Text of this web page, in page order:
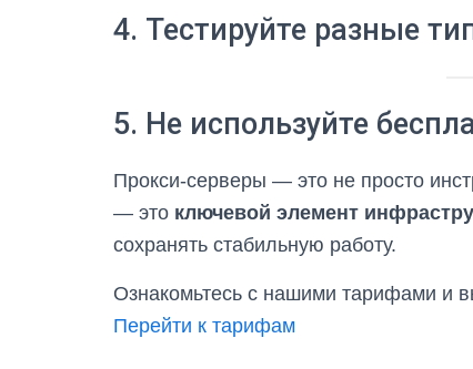
4. Тестируйте разные
5. Не используйте
Прокси-серверы — это не просто
— это ключевой элемент
сохранять стабильную работу.
Ознакомьтесь с нашими тарифами и
Перейти к тарифам